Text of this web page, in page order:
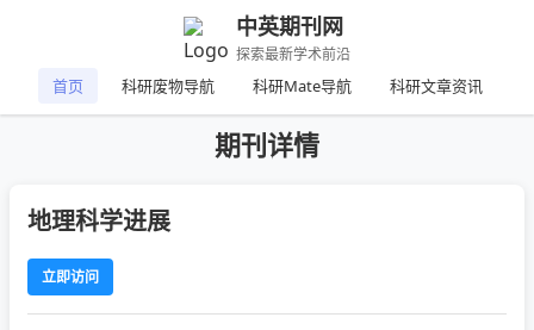
中英期刊网
探索最新学术前沿
首页 科研废物导航 科研Mate导航 科研文章资讯
期刊详情
地理科学进展
立即访问